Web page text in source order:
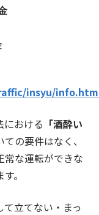
insyu/
における 「酒酔い
の要件はなく、
常な運転ができな
。
立てない・まっ